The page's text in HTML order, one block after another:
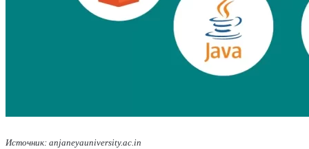
Источник: anjaneyauniversity.ac.in